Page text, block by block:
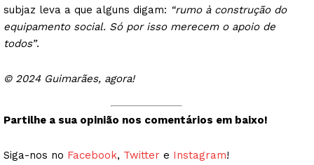
subjaz leva a que alguns digam: “rumo à construção do
equipamento social. Só por isso merecem o apoio de
todos”.
© 2024 Guimarães, agora!
Partilhe a sua opinião nos comentários em baixo!
Siga-nos no Facebook, Twitter e Instagram!